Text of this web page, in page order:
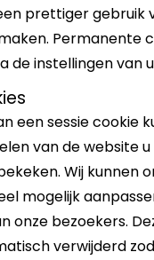
prettiger gebruik
Permanente
de instellingen van
een sessie cookie
van de website
Wij kunnen
mogelijk
onze bezoekers.
verwijderd